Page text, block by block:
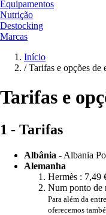
Equipamentos
Nutrição
Destocking
Marcas
Início
/ Tarifas e opções de
Tarifas e
1 - Tarifas
Albânia - Albania
Alemanha
Hermès : 7,49
Num ponto de
Para além da
oferecemos